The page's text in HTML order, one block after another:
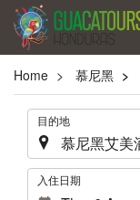
Home 慕尼黑
. 目的地
. 入住日期